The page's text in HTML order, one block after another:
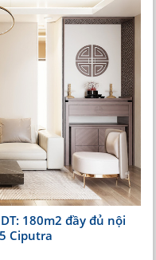
cây xanh rộng gần
kiến trúc xanh, mang
và nâng cao sức khỏe
tại đây.
180m2 đầy đủ nội
Ciputra